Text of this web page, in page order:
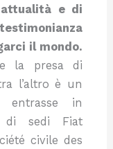
attualità e di
il mondo.
la presa di
l’altro è un
entrasse in
di sedi Fiat
civile des